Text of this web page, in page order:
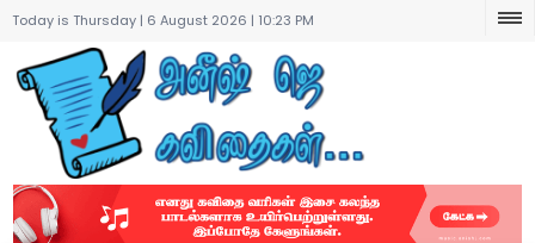
Today is Thursday | 6 August 2026 | 10:23 PM